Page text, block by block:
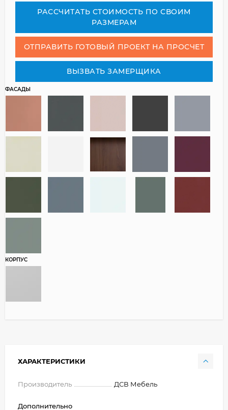
РАСCЧИТАТЬ СТОИМОСТЬ ПО СВОИМ
РАЗМЕРАМ
ОТПРАВИТЬ ГОТОВЫЙ ПРОЕКТ НА ПРОСЧЕТ
ВЫЗВАТЬ ЗАМЕРЩИКА
ФАСАДЫ
КОРПУС
ХАРАКТЕРИСТИКИ
Производитель ДСВ Мебель
Дополнительно